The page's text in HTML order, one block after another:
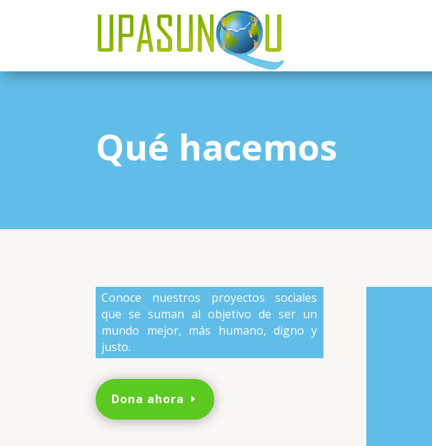
Qué hacemos
Conoce nuestros proyectos sociales
que se suman al objetivo de ser un
mundo mejor, más humano, digno y
justo.
Dona ahora